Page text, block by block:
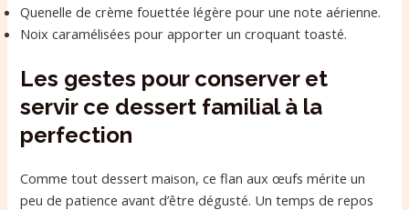
Quenelle de crème fouettée légère pour une note aérienne.
Noix caramélisées pour apporter un croquant toasté.
Les gestes pour conserver et
servir ce dessert familial à la
perfection
Comme tout dessert maison, ce flan aux œufs mérite un
peu de patience avant d’être dégusté. Un temps de repos